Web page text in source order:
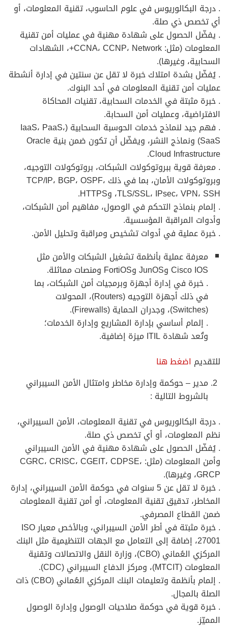
. درجة البكالوريوس في علوم الحاسوب، تقنية المعلومات، أو
أي تخصص ذي صلة.
. يفضّل الحصول على شهادة مهنية في عمليات أمن تقنية
المعلومات (مثل: CCNA، CCNP، Network+، الشهادات
السحابية، وغيرها).
. يُفضّل بشدة امتلاك خبرة لا تقل عن سنتين في إدارة أنشطة
عمليات أمن تقنية المعلومات في أحد البنوك.
. خبرة مثبتة في الخدمات السحابية، تقنيات المحاكاة
الافتراضية، وعمليات أمن السحابة.
. فهم جيد لنماذج خدمات الحوسبة السحابية (IaaS، PaaS،
SaaS) ونماذج النشر، ويفضّل أن تكون ضمن بنية Oracle
Cloud Infrastructure.
. معرفة قوية ببروتوكولات الشبكات، بروتوكولات التوجيه،
وبروتوكولات الأمان، بما في ذلك TCP/IP، BGP، OSPF،
TLS/SSL، IPsec، VPN، SSH، وHTTPS.
. إلمام بنماذج التحكم في الوصول، مفاهيم أمن الشبكات،
وأدوات المراقبة المؤسسية.
. خبرة عملية في أدوات تشخيص ومراقبة وتحليل الأمن.
معرفة عملية بأنظمة تشغيل الشبكات والأمن مثل
Cisco IOS وJunOS وFortiOS ومنصات مماثلة.
. خبرة في إدارة أجهزة وبرمجيات أمن الشبكات، بما
في ذلك أجهزة التوجيه (Routers)، المحولات
(Switches)، وجدران الحماية (Firewalls).
. إلمام أساسي بإدارة المشاريع وإدارة الخدمات؛
وتُعد شهادة ITIL ميزة إضافية.
للتقديم اضغط هنا
مدير – حوكمة وإدارة مخاطر وامتثال الأمن السيبراني
بالشروط التالية :
. درجة البكالوريوس في تقنية المعلومات، الأمن السيبراني،
نظم المعلومات، أو أي تخصص ذي صلة.
. يُفضّل الحصول على شهادة مهنية في الأمن السيبراني
وأمن المعلومات (مثل: CGRC، CRISC، CGEIT، CDPSE،
GRCP، وغيرها).
. خبرة لا تقل عن 5 سنوات في حوكمة الأمن السيبراني، إدارة
المخاطر، تدقيق تقنية المعلومات، أو أمن تقنية المعلومات
ضمن القطاع المصرفي.
. خبرة مثبتة في أطر الأمن السيبراني، وبالأخص معيار ISO
27001، إضافة إلى التعامل مع الجهات التنظيمية مثل البنك
المركزي العُماني (CBO)، وزارة النقل والاتصالات وتقنية
المعلومات (MTCIT)، ومركز الدفاع السيبراني (CDC).
. إلمام بأنظمة وتعليمات البنك المركزي العُماني (CBO) ذات
الصلة بالمجال.
. خبرة قوية في حوكمة صلاحيات الوصول وإدارة الوصول
المميّز.